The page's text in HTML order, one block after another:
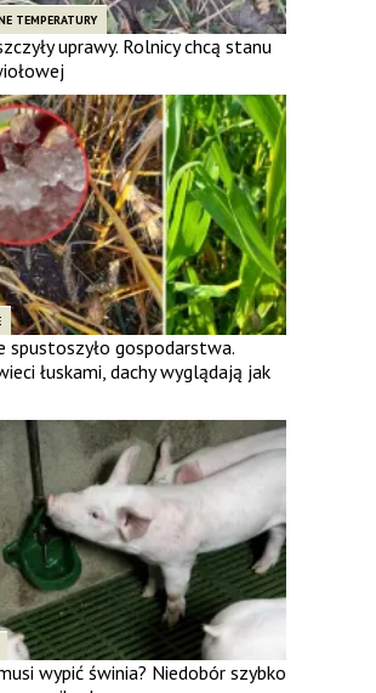
TEMPERATURY
uprawy. Rolnicy chcą stanu
spustoszyło gospodarstwa.
łuskami, dachy wyglądają jak
wypić świnia? Niedobór szybko